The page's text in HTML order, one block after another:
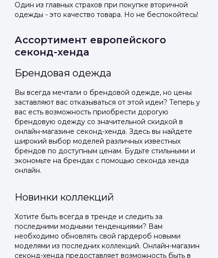
Один из главных страхов при покупке вторичной
одежды - это качество товара. Но не беспокойтесь!
Ассортимент европейского
секонд-хенда
Брендовая одежда
Вы всегда мечтали о брендовой одежде, но цены
заставляют вас отказываться от этой идеи? Теперь у
вас есть возможность приобрести дорогую
брендовую одежду со значительной скидкой в
онлайн-магазине секонд-хенда. Здесь вы найдете
широкий выбор моделей различных известных
брендов по доступным ценам. Будьте стильными и
экономьте на брендах с помощью секонда хенда
онлайн.
Новинки коллекций
Хотите быть всегда в тренде и следить за
последними модными тенденциями? Вам
необходимо обновлять свой гардероб новыми
моделями из последних коллекций. Онлайн-магазин
секонд-хенда предоставляет возможность быть в